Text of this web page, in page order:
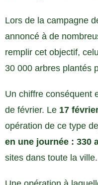
Lors de la campagne
annoncé à de
remplir cet objectif,
30 000 arbres plantés
Un chiffre conséquent
de février. Le 17
opération de ce type
en une journée : 330
sites dans toute la ville.